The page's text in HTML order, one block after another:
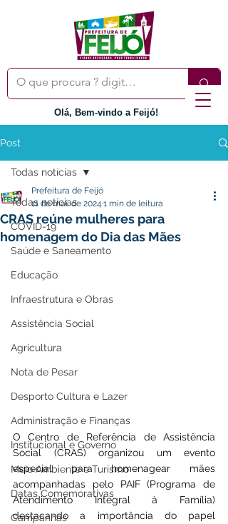
Olá, Bem-vindo a Feijó!
Post
Todas notícias
COVID-19
Saúde e Saneamento
Educação
Infraestrutura e Obras
Assistência Social
Agricultura
Nota de Pesar
Desporto Cultura e Lazer
Administração e Finanças
Institucional e Governo
Meio Ambiente e Turismo
Datas Comemorativas
Campanhas
Todas notícias
CRAS reúne mulheres para
homenagem do Dia das Mães
Prefeitura de Feijó
11 de mai. de 2024 1 min de leitura
O Centro de Referência de Assistência
Social (CRAS) organizou um evento
especial para homenagear mães
acompanhadas pelo PAIF (Programa de
Atendimento Integral à Família)
destacando a importância do papel